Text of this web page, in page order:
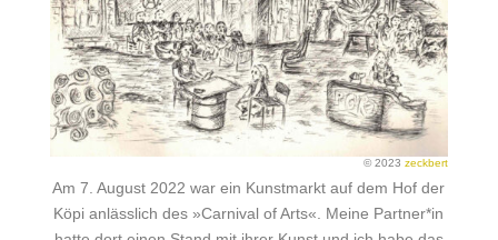
© 2023zeckbert
Am 7. August 2022 war ein Kunstmarkt auf dem Hof der
Köpi anlässlich des »Carnival of Arts«. Meine Partner*in